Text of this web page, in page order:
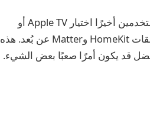
كما ورد في شهر يونيو، يضيف iOS 18 وtvOS 18 خيارًا يتيح للمستخدمين أخيرًا اختيار Apple TV أو
HomePod باعتباره Home Hub المفضل لديهم للتحكم في ملحقات HomeKit وMatter عن بُعد. هذه